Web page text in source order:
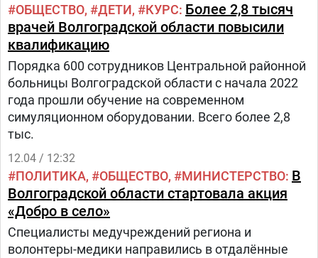
ОБЩЕСТВО ДЕТИ КУРС Более 2,8 тысяч
врачей Волгоградской области повысили
квалификацию
Порядка 600 сотрудников Центральной районной
больницы Волгоградской области с начала 2022
года прошли обучение на современном
симуляционном оборудовании. Всего более 2,8
тыс.
12.04 / 12:32
ПОЛИТИКА ОБЩЕСТВО МИНИСТЕРСТВО В
Волгоградской области стартовала акция
«Добро в село»
Специалисты медучреждений региона и
волонтеры-медики направились в отдалённые